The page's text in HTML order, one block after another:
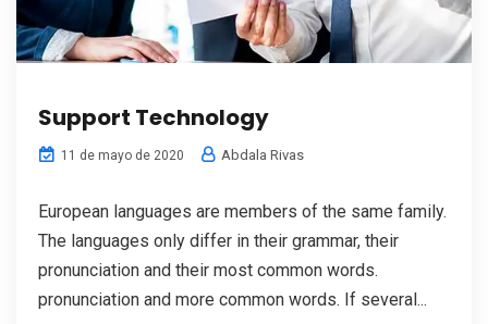
Support Technology
11 de mayo de 2020 Abdala Rivas
European languages are members of the same family.
The languages only differ in their grammar, their
pronunciation and their most common words.
pronunciation and more common words. If several...